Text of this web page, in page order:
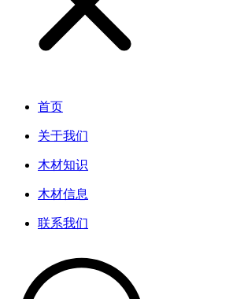
首页
关于我们
木材知识
木材信息
联系我们